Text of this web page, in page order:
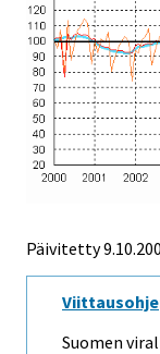
Päivitetty
Viittausohje
Suomen